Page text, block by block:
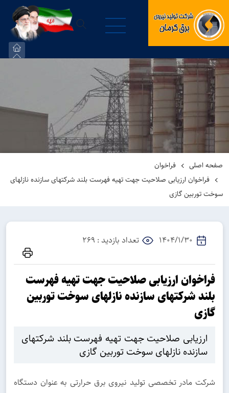
صفحه اصلی
فراخوان
فراخوان ارزیابی صلاحیت جهت تهیه فهرست بلند شرکتهای سازنده نازلهای
سوخت توربین گازی
1404/1/30 تعداد بازدید : 269
فراخوان ارزیابی صلاحیت جهت تهیه فهرست
بلند شرکتهای سازنده نازلهای سوخت توربین
گازی
ارزیابی صلاحیت جهت تهیه فهرست بلند شرکتهای
سازنده نازلهای سوخت توربین گازی
شرکت مادر تخصصی تولید نیروی برق حرارتی به عنوان دستگاه